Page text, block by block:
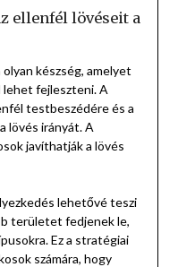
ellenfél lövéseit a
készség, amelyet
lehet fejleszteni. A
testbeszédére és a
lövés irányát. A
javíthatják a lövés
lehetővé teszi
területet fedjenek le,
Ez a stratégiai
számára, hogy